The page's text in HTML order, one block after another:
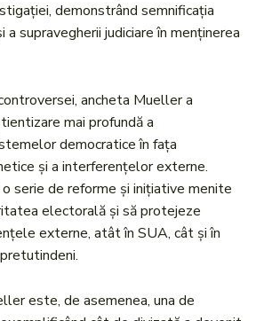
demonstrând semnificația
supravegherii judiciare în menținerea
ancheta Mueller a
mai profundă a
democratice în fața
și a interferențelor externe.
serie de reforme și inițiative menite
electorală și să protejeze
externe, atât în SUA, cât și în
este, de asemenea, una de